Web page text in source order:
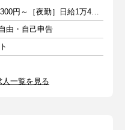
［日勤］日給1万2300円～［夜勤］日給1万4620円～
由・自己申告
一覧を見る